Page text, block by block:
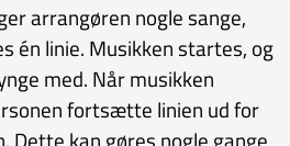
arrangøren nogle sange,
én linie. Musikken startes, og
med. Når musikken
fortsætte linien ud for